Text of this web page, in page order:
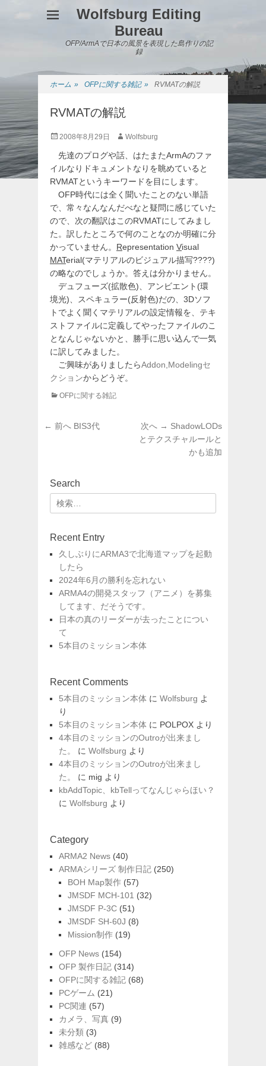
Wolfsburg Editing
Bureau
OFP/ArmAで日本の風景を表現した島作りの記
録
ホーム » OFPに関する雑記 » RVMATの解説
RVMATの解説
投 2008年8月29日
投
者
Wolfsburg
先達のプログや話、はたまたArmAのファ
イルなりドキュメントなりを眺めていると
RVMATというキーワードを目にします。
OFP時代には全く聞いたことのない単語
で、常々なんなんだべなと疑問に感じていた
ので、次の翻訳はこのRVMATにしてみまし
た。訳したところで何のことなのか明確に分
かっていません。 Representation Visual
MATerial(マテリアルのビジュアル描写????)
の略なのでしょうか。答えは分かりません。
デュフューズ(拡散色)、アンビエント(環
境光)、スペキュラー(反射色)だの、3Dソフ
トでよく聞くマテリアルの設定情報を、テキ
ストファイルに定義してやったファイルのこ
となんじゃないかと、勝手に思い込んで一気
に訳してみました。
ご興味がありましたらAddon,Modelingセ
クションからどうぞ。
カ
リ
OFPに関する雑記
投
ゲ
ー
シ
ン
← 前へ 前
BIS3代 次へ → 次
の
ShadowLODs
とテクスチャルールと
かも追加
Search
索:
Recent Entry
久しぶりにARMA3で北海道マップを起動
したら
2024年6月の勝利を忘れない
ARMA4の開発スタッフ（アニメ）を募集
してます、だそうです。
日本の真のリーダーが去ったことについ
て
5本目のミッション本体
Recent Comments
5本目のミッション本体 に Wolfsburg よ
り
5本目のミッション本体 に POLPOX より
4本目のミッションのOutroが出来まし
た。
に Wolfsburg より
4本目のミッションのOutroが出来まし
た。
に mig より
kbAddTopic、kbTellってなんじゃらほい？
に Wolfsburg より
Category
ARMA2 News (40)
ARMAシリーズ 制作日記 (250)
BOH Map製作 (57)
JMSDF MCH-101 (32)
JMSDF P-3C (51)
JMSDF SH-60J (8)
Mission制作 (19)
OFP News (154)
OFP 製作日記 (314)
OFPに関する雑記 (68)
PCゲーム (21)
PC関連 (57)
カメラ、写真 (9)
未分類 (3)
雑感など (88)